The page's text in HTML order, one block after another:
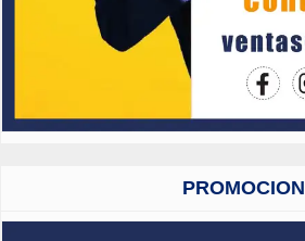
PROMOCION